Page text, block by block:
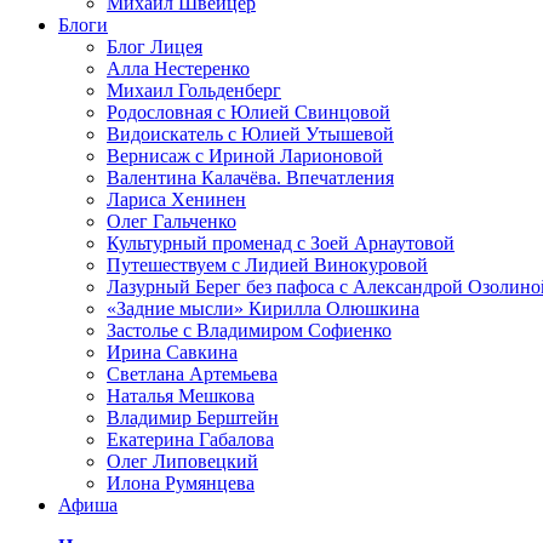
Блоги
Блог Лицея
Алла Нестеренко
Михаил Гольденберг
Родословная с Юлией Свинцовой
Видоискатель с Юлией Утышевой
Вернисаж с Ириной Ларионовой
Валентина Калачёва. Впечатления
Лариса Хенинен
Олег Гальченко
Культурный променад с Зоей Арнаутовой
Путешествуем с Лидией Винокуровой
Лазурный Берег без пафоса с Александрой
«Задние мысли» Кирилла Олюшкина
Застолье с Владимиром Софиенко
Ирина Савкина
Светлана Артемьева
Наталья Мешкова
Владимир Берштейн
Екатерина Габалова
Олег Липовецкий
Илона Румянцева
Афиша